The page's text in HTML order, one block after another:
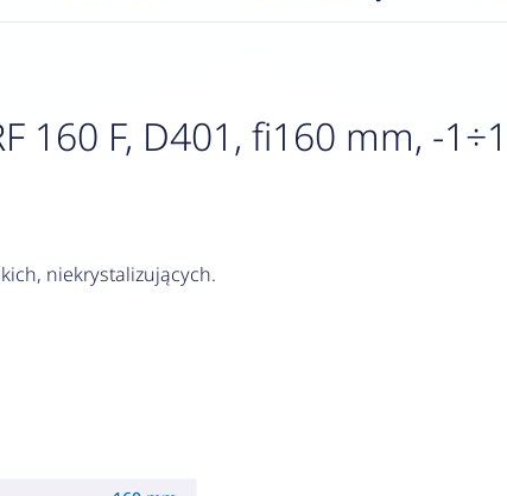
160 F, D401, fi160 mm, -
niekrystalizujących.